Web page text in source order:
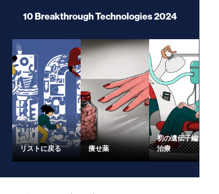
10 Breakthrough Technologies 2024
リストに戻る 痩せ薬
初の遺伝子編集
治療